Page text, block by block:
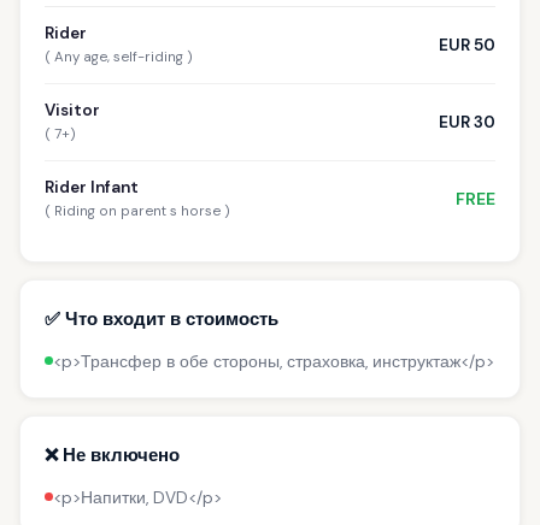
Rider
( Any age, self-riding )
EUR 50
Visitor
( 7+)
EUR 30
Rider Infant
( Riding on parent s horse )
FREE
✅ Что входит в стоимость
<p>Трансфер в обе стороны, страховка, инструктаж</p>
❌ Не включено
<p>Напитки, DVD</p>